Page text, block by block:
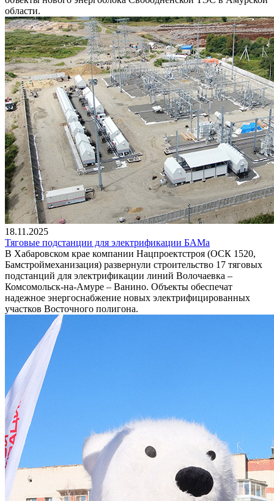
области.
18.11.2025
Тяговые подстанции для электрификации БАМа
В Хабаровском крае компании Нацпроектстроя (ОСК 1520,
Бамстроймеханизация) развернули строительство 17 тяговых
подстанций для электрификации линий Волочаевка –
Комсомольск-на-Амуре – Ванино. Объекты обеспечат
надежное энергоснабжение новых электрифицированных
участков Восточного полигона.